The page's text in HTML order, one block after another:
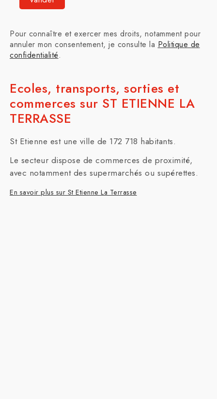
Pour connaître et exercer mes droits, notamment pour
annuler mon consentement, je consulte la Politique de
confidentialité.
Ecoles, transports, sorties et
commerces sur ST ETIENNE LA
TERRASSE
St Etienne est une ville de 172 718 habitants.
Le secteur dispose de commerces de proximité,
avec notamment des supermarchés ou supérettes.
En savoir plus sur St Etienne La Terrasse